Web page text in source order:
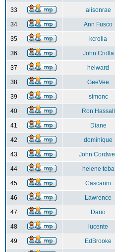
33 alisonrae
34 Ann Fusco
35 kcrolla
36 John Crolla
37 helward
38 GeeVee
39 simonc
40 Ron Hassall
41 Diane
42 dominique
43 John Cordwell
44 helene teba
45 Cascarini
46 Lawrence
47 Dario
48 lucente
49 EdBrooke